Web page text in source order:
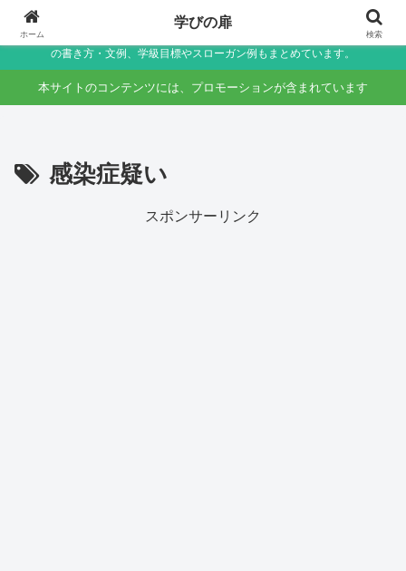
小学生〜未就学児の保護者向け家庭学習・学校生活サポートサイト～助詞・言
葉の違いなど国語のつまずきをやさしく解説しつつ、学校生活で役立つ連絡帳
の書き方・文例、学級目標やスローガン例もまとめています。
本サイトのコンテンツには、プロモーションが含まれています
感染症疑い
スポンサーリンク
ホーム
学びの扉
検索